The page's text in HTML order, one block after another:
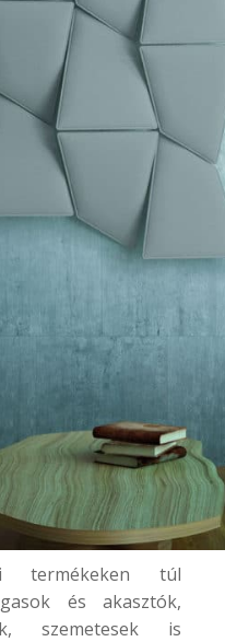
termékeken túl
és akasztók,
szemetesek is